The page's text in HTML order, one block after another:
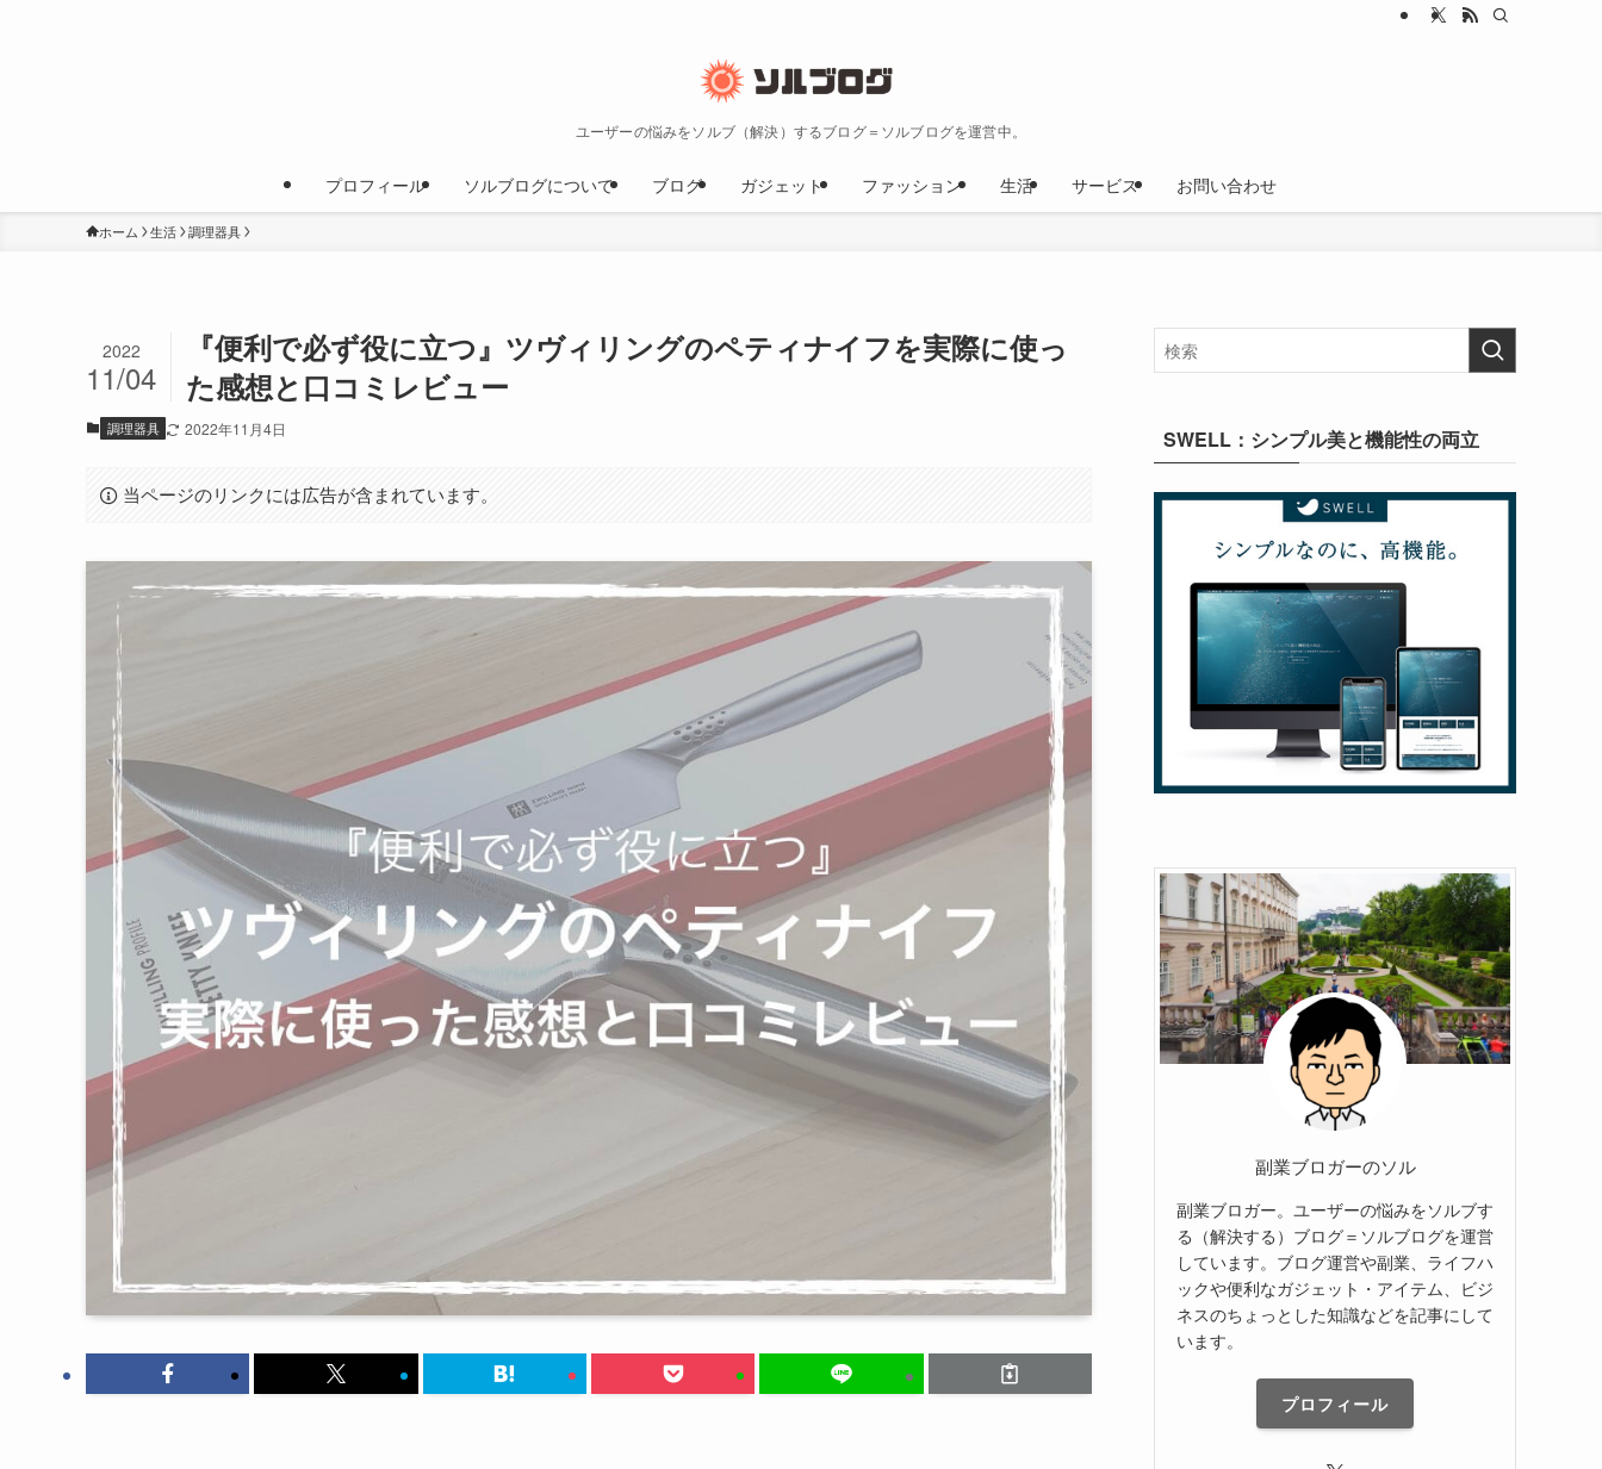
ユーザーの悩みをソルブ（解決）するブログ＝ソルブログを運営中。
プロフィール ソルブログについて ブログ ガジェット ファッション 生活 サービス お問い合わせ
ホーム 生活 調理器具
『便利で必ず役に立つ』ツヴィリングのペティナイフを実際に使っ
た感想と口コミレビュー
2022
11/04
調理器具 2022年11月4日
当ページのリンクには広告が含まれています。
SWELL：シンプル美と機能性の両立
副業ブロガーのソル
副業ブロガー。ユーザーの悩みをソルブす
る（解決する）ブログ＝ソルブログを運営
しています。ブログ運営や副業、ライフハ
ックや便利なガジェット・アイテム、ビジ
ネスのちょっとした知識などを記事にして
います。
プロフィール